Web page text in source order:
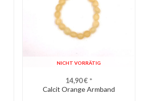
NICHT VORRÄTIG
14,90€*
Calcit Orange Armband